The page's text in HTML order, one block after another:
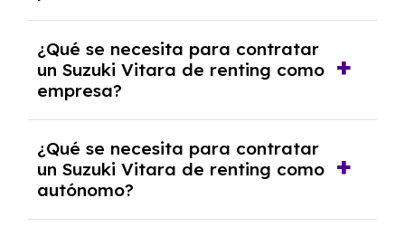
experto que te asesore.
y, en algunos casos, una consulta de solvencia
crediticia y un pago inicial.
¿Qué se necesita para contratar
un Suzuki Vitara de renting como
empresa?
documentación financiera y, en algunos
casos, un informe de solvencia de la empresa
y un pago inicial.
¿Qué se necesita para contratar
un Suzuki Vitara de renting como
autónomo?